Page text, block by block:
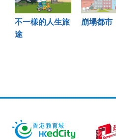
不一樣的人生旅
途
崩塌都市